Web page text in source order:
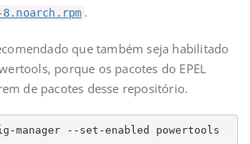
.
que também seja habilitado
porque os pacotes do EPEL
de pacotes desse repositório.
manager --set-enabled powertools